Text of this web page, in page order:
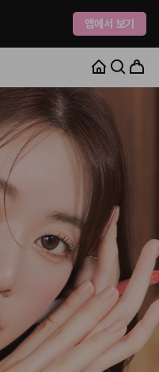
앱에서 보기